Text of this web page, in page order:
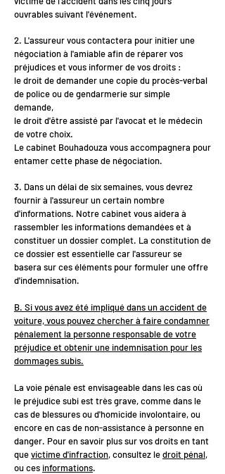
ouvrables suivant l'événement.
2. L'assureur vous contactera pour initier une
négociation à l'amiable afin de réparer vos
préjudices et vous informer de vos droits :
le droit de demander une copie du procès-verbal
de police ou de gendarmerie sur simple
demande,
le droit d'être assisté par l'avocat et le médecin
de votre choix.
Le cabinet Bouhadouza vous accompagnera pour
entamer cette phase de négociation.
3. Dans un délai de six semaines, vous devrez
fournir à l'assureur un certain nombre
d'informations. Notre cabinet vous aidera à
rassembler les informations demandées et à
constituer un dossier complet. La constitution de
ce dossier est essentielle car l'assureur se
basera sur ces éléments pour formuler une offre
d'indemnisation.
B. Si vous avez été impliqué dans un accident de
voiture, vous pouvez chercher à faire condamner
pénalement la personne responsable de votre
préjudice et obtenir une indemnisation pour les
dommages subis.
La voie pénale est envisageable dans les cas où
le préjudice subi est très grave, comme dans le
cas de blessures ou d'homicide involontaire, ou
encore en cas de non-assistance à personne en
danger. Pour en savoir plus sur vos droits en tant
quevictime d'infraction, consultez ledroit pénal,
ou ces informations.